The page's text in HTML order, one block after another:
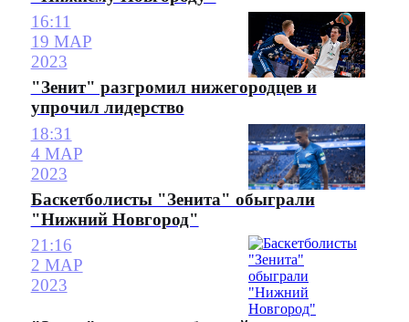
16:11
19 МАР
2023
"Зенит" разгромил нижегородцев и
упрочил лидерство
18:31
4 МАР
2023
Баскетболисты "Зенита" обыграли
"Нижний Новгород"
21:16
2 МАР
2023